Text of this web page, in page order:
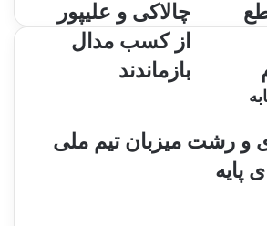
چ
ا
ل
ک
ع
چالاکی و علیپور
از کسب مدال
بازماندند
و رشت میزبان تیم ملی
پایه